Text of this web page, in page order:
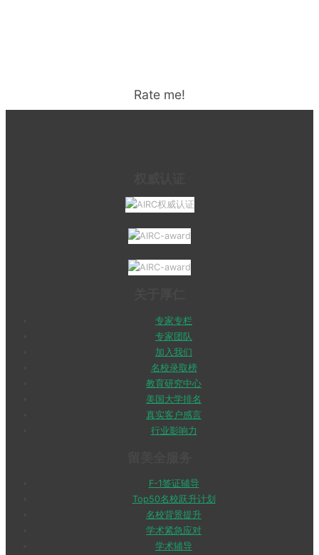
Rate me!
专家专栏
专家团队
加入我们
名校录取榜
教育研究中心
美国大学排名
真实客户感言
行业影响力
F-1签证辅导
Top50名校跃升计划
名校背景提升
学术紧急应对
学术辅导